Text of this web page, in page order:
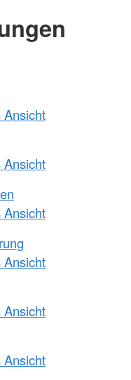
Ansicht
Ansicht
Ansicht
Ansicht
Ansicht
Ansicht